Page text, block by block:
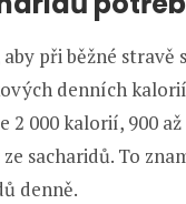
při běžné
denních
2 000 kalorií, 900
sacharidů. To
denně.